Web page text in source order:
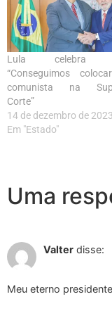
Lula celebra
“Conseguimos
comunista na
Corte”
14 de dezembro de 2023
Em "Estado"
Uma
Valter disse:
Meu eterno